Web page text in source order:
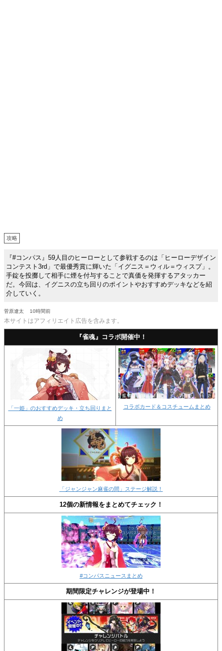
攻略
『#コンパス』59人目のヒーローとして参戦するのは「ヒーローデザイン
コンテスト3rd」で最優秀賞に輝いた「イグニス＝ウィル＝ウィスプ」。
手錠を投擲して相手に煙を付与することで真価を発揮するアタッカー
だ。今回は、イグニスの立ち回りのポイントやおすすめデッキなどを紹
介していく。
菅原遼太 10時間前
本サイトはアフィリエイト広告を含みます。
『雀魂』コラボ開催中！
「一姫」のおすすめデッキ・立ち回りまと
め
コラボカード＆コスチュームまとめ
「ジャンジャン麻雀の間」ステージ解説！
12個の新情報をまとめてチェック！
#コンパスニュースまとめ
期間限定チャレンジが登場中！